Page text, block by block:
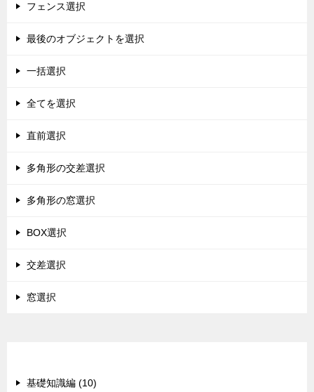
フェンス選択
最後のオブジェクトを選択
一括選択
全てを選択
直前選択
多角形の交差選択
多角形の窓選択
BOX選択
交差選択
窓選択
基礎知識編 (10)